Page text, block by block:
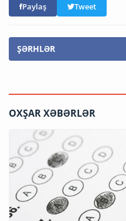
Paylaş Tweet
ŞƏRHLƏR
OXŞAR XƏBƏRLƏR